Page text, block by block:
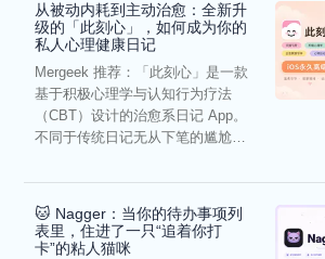
从被动内耗到主动治愈：全新升
级的「此刻心」，如何成为你的
私人心理健康日记
Mergeek 推荐：「此刻心」是一款
基于积极心理学与认知行为疗法
（CBT）设计的治愈系日记 App。
不同于传统日记无从下笔的尴尬，
🐱 Nagger：当你的待办事项列
表里，住进了一只“追着你打
卡”的粘人猫咪